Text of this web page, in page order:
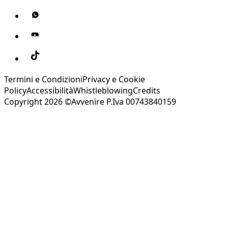
Termini e CondizioniPrivacy e Cookie
PolicyAccessibilitàWhistleblowingCredits
Copyright 2026 ©Avvenire P.Iva 00743840159